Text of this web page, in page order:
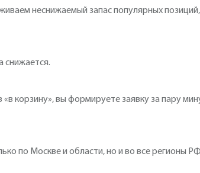
неснижаемый запас популярных
снижается.
корзину», вы формируете заявку за пару
по Москве и области, но и во все регионы